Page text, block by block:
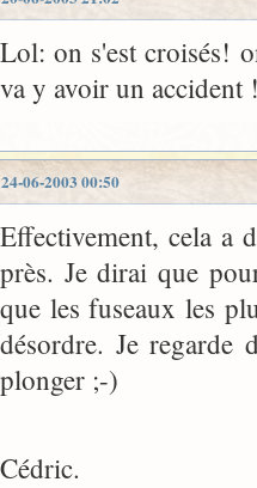
Lol: on s'est croisés!
va y avoir un accident
24-06-2003 00:50
Effectivement, cela a
près. Je dirai que
que les fuseaux les
désordre. Je
plonger ;-)
Cédric.